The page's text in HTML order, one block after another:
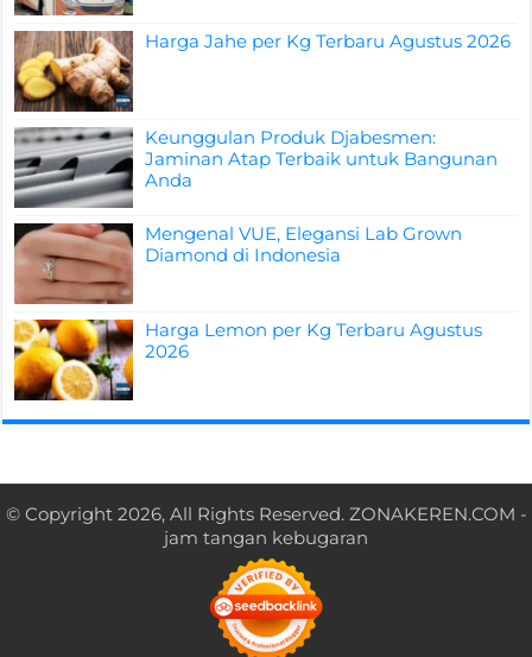
Harga Jahe per Kg Terbaru Agustus 2026
Keunggulan Produk Djabesmen:
Jaminan Atap Terbaik untuk Bangunan
Anda
Mengenal VUE, Elegansi Lab Grown
Diamond di Indonesia
Harga Lemon per Kg Terbaru Agustus
2026
© Copyright 2026, All Rights Reserved. ZONAKEREN.COM -
jam tangan kebugaran